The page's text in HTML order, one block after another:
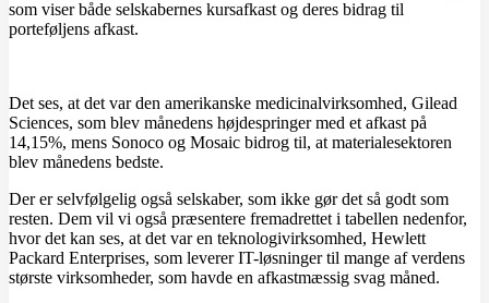
som viser både selskabernes kursafkast og deres bidrag til
porteføljens afkast.
Det ses, at det var den amerikanske medicinalvirksomhed, Gilead
Sciences, som blev månedens højdespringer med et afkast på
14,15%, mens Sonoco og Mosaic bidrog til, at materialesektoren
blev månedens bedste.
Der er selvfølgelig også selskaber, som ikke gør det så godt som
resten. Dem vil vi også præsentere fremadrettet i tabellen nedenfor,
hvor det kan ses, at det var en teknologivirksomhed, Hewlett
Packard Enterprises, som leverer IT-løsninger til mange af verdens
største virksomheder, som havde en afkastmæssig svag måned.